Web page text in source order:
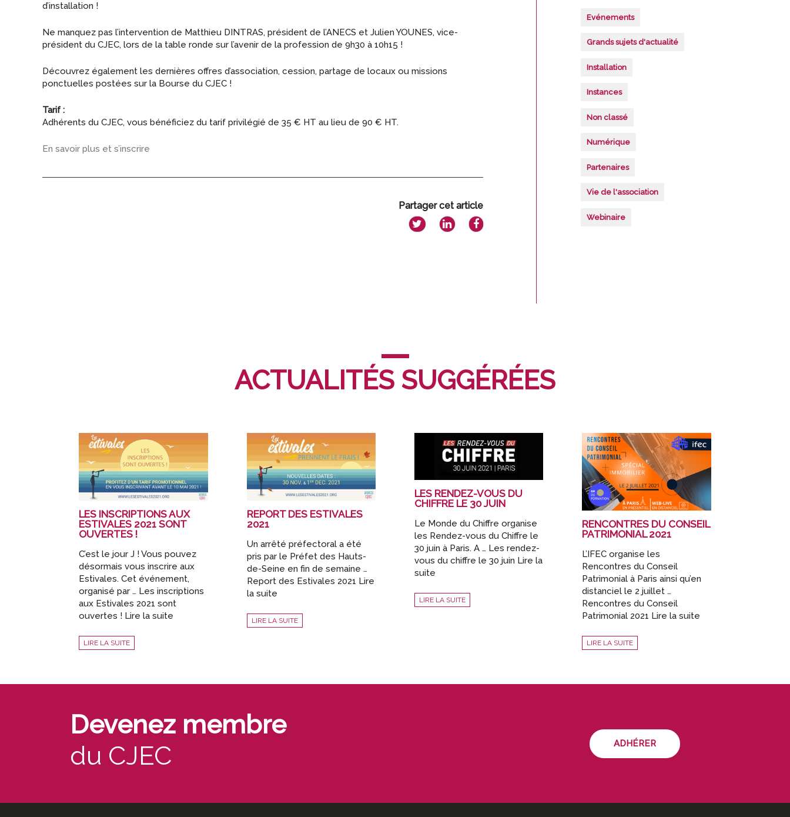
d’installation !
Ne manquez pas l’intervention de Matthieu DINTRAS, président de l’ANECS et Julien YOUNES, vice-
président du CJEC, lors de la table ronde sur l’avenir de la profession de 9h30 à 10h15 !
Découvrez également les dernières offres d’association, cession, partage de locaux ou missions
ponctuelles postées sur la Bourse du CJEC !
Tarif :
Adhérents du CJEC, vous bénéficiez du tarif privilégié de 35 € HT au lieu de 90 € HT.
En savoir plus et s’inscrire
Partager cet article
Evénements
Grands sujets d'actualité
Installation
Instances
Non classé
Numérique
Partenaires
Vie de l'association
Webinaire
ACTUALITÉS SUGGÉRÉES
LES INSCRIPTIONS AUX
ESTIVALES 2021 SONT
OUVERTES !
C’est le jour J ! Vous pouvez
désormais vous inscrire aux
Estivales. Cet événement,
organisé par … Les inscriptions
aux Estivales 2021 sont
ouvertes ! Lire la suite
LIRE LA SUITE
REPORT DES ESTIVALES
2021
Un arrêté préfectoral a été
pris par le Préfet des Hauts-
de-Seine en fin de semaine …
Report des Estivales 2021 Lire
la suite
LIRE LA SUITE
LES RENDEZ-VOUS DU
CHIFFRE LE 30 JUIN
Le Monde du Chiffre organise
les Rendez-vous du Chiffre le
30 juin à Paris. A … Les rendez-
vous du chiffre le 30 juin Lire la
suite
LIRE LA SUITE
RENCONTRES DU CONSEIL
PATRIMONIAL 2021
L’IFEC organise les
Rencontres du Conseil
Patrimonial à Paris ainsi qu’en
distanciel le 2 juillet …
Rencontres du Conseil
Patrimonial 2021 Lire la suite
LIRE LA SUITE
Devenez membre
du CJEC
ADHÉRER